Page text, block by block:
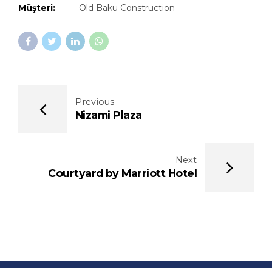
Müşteri:
Old Baku Construction
Previous
Nizami Plaza
Next
Courtyard by Marriott Hotel